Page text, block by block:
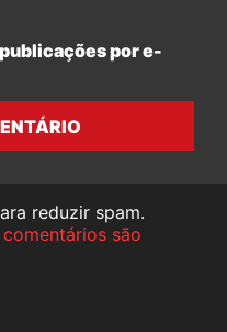
por e-
reduzir spam.
são